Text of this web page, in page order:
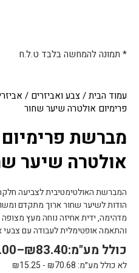
עמוד הבית/צבע ואביזרים /
פרימיום אולטרה שיער שחור
מברשת פרימיום
אולטרה שיער
המברשת האולטימטיבית לצביעה
הודות לשיער שחור ארוך מתקדם
מדהימה, ידית אחיזה נוחה מעץ
והתאמה אופטימלית לעבודה עם צבעי
–₪83.40כולל מע"מ:
לא כולל מע״מ: ₪70.68
-
₪15.25
* תמונה להמחשה בלבד ט.ל.ח